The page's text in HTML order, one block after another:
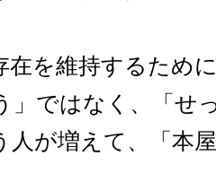
在を維持するため
」ではなく、「せ
人が増えて、「本